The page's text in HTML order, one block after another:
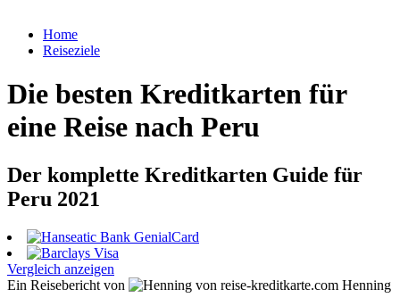
Home
Reiseziele
Die besten Kreditkarten für
eine Reise nach Peru
Der komplette Kreditkarten Guide für
Peru 2021
Vergleich anzeigen
Ein Reisebericht von
Henning